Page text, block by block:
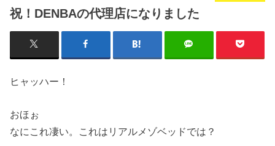
祝！DENBAの代理店になりました
ヒャッハー！
おほぉ
なにこれ凄い。これはリアルメゾベッドでは？